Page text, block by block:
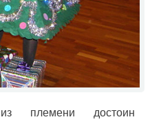
племени достоин